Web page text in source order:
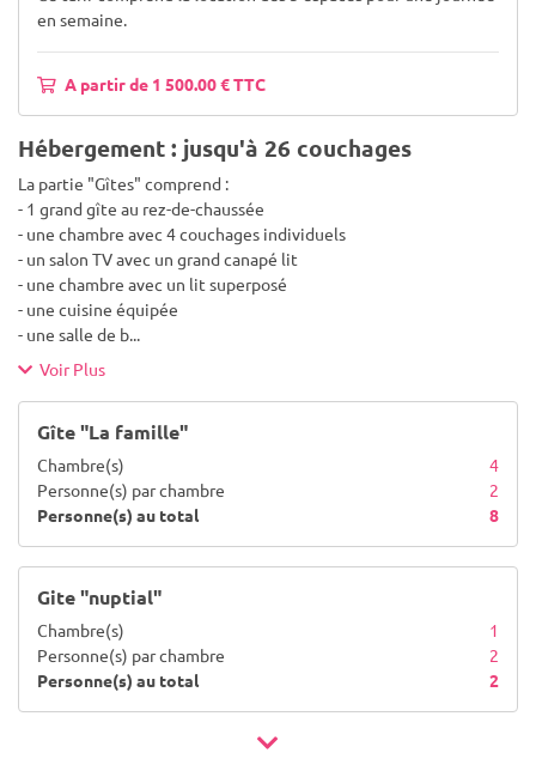
en semaine.
A partir de 1 500.00 € TTC
Hébergement : jusqu'à 26 couchages
La partie "Gîtes" comprend :
- 1 grand gîte au rez-de-chaussée
- une chambre avec 4 couchages individuels
- un salon TV avec un grand canapé lit
- une chambre avec un lit superposé
- une cuisine équipée
- une salle de b...
Voir Plus
Gîte "La famille"
Chambre(s)
4
Personne(s) par chambre
2
Personne(s) au total
8
Gite "nuptial"
Chambre(s)
1
Personne(s) par chambre
2
Personne(s) au total
2